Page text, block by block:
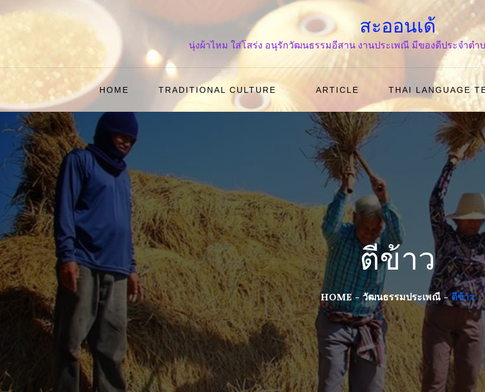
สะออนเด้
นุ่งผ้าไหม ใส่โสร่ง อนุรักวัฒนธรรมอีสาน งานประเพณี มีของดีประจำต
HOME TRADITIONAL CULTURE ARTICLE THAI LANGUAGE
ตีข้าว
HOME วัฒนธรรมประเพณี ตีข้าว